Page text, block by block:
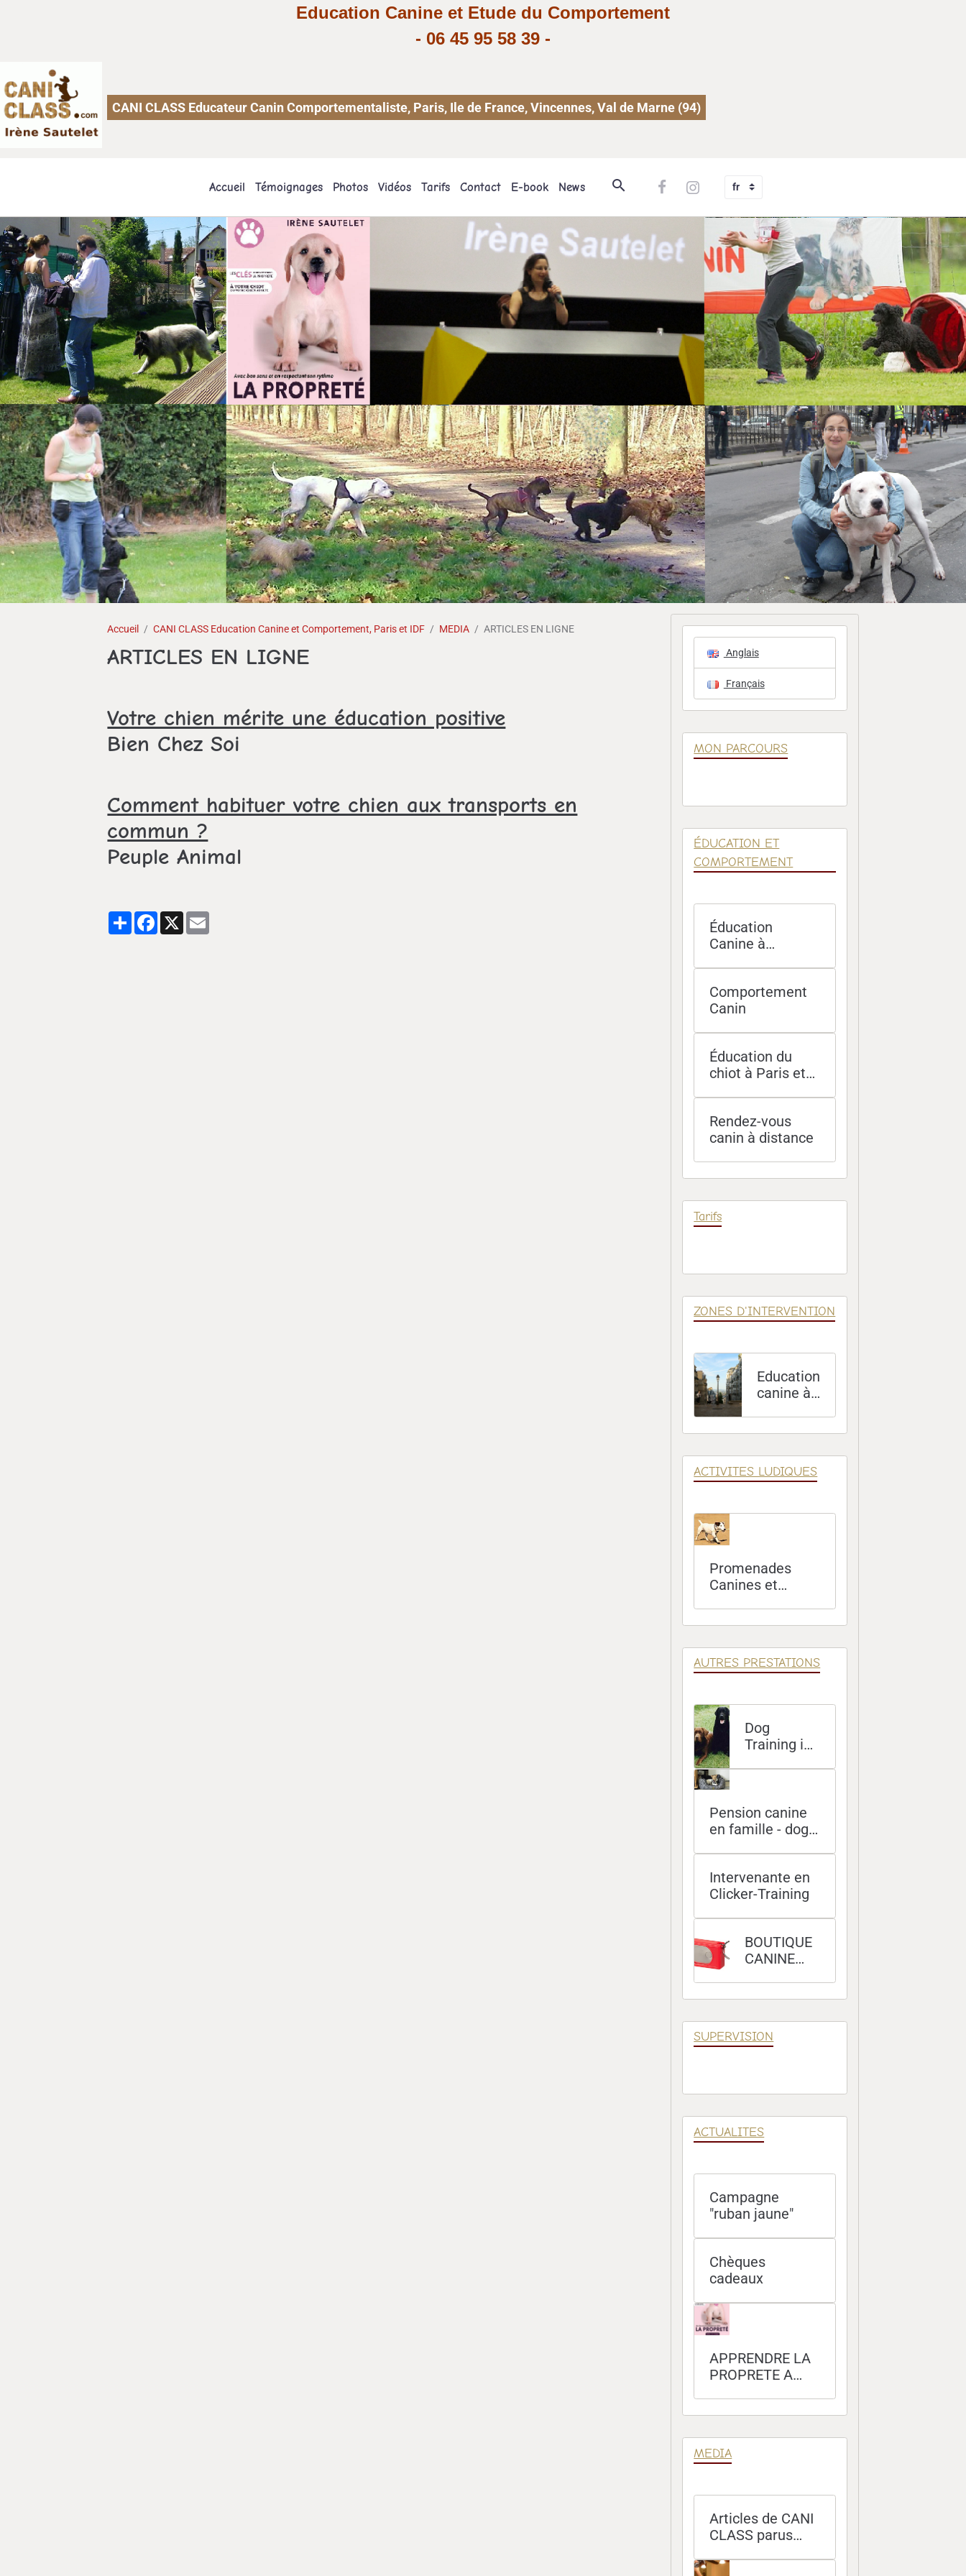
Education Canine et Etude du Comportement
- 06 45 95 58 39 -
CANI CLASS Educateur Canin Comportementaliste, Paris, Ile de France, Vincennes, Val de Marne (94)
Accueil Témoignages Photos Vidéos Tarifs Contact E-book News
Accueil CANI CLASS Education Canine et Comportement, Paris et IDF MEDIA ARTICLES EN LIGNE
ARTICLES EN LIGNE
Votre chien mérite une éducation positive
Bien Chez Soi
Comment habituer votre chien aux transports en
commun ?
Peuple Animal
PartagerFacebook
X
Anglais
Français
MON PARCOURS
ÉDUCATION ET
COMPORTEMENT
Éducation
Canine à
Comportement
Canin
Éducation du
chiot à Paris et
douces et
efficaces
Rendez-vous
canin à distance
Tarifs
ZONES D'INTERVENTION
Education
canine à
ACTIVITES LUDIQUES
Promenades
Canines et
AUTRES PRESTATIONS
Dog
Training in
Pension canine
en famille - dog
Intervenante en
Clicker-Training
BOUTIQUE
CANINE
SUPERVISION
ACTUALITES
Campagne
"ruban jaune"
Chèques
cadeaux
APPRENDRE LA
PROPRETE A
MEDIA
Articles de CANI
CLASS parus
magazines